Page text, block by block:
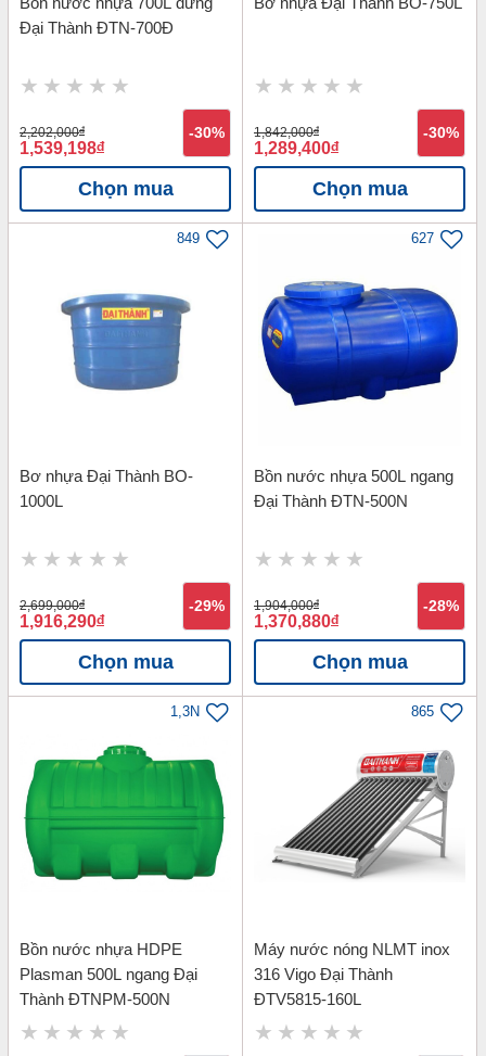
Đại Thành ĐTN-700Đ
2,202,000đ
1,539,198đ
-30%
Chọn mua
1,842,000đ
1,289,400đ
-30%
Chọn mua
849
Bơ nhựa Đại Thành BO-
1000L
2,699,000đ
1,916,290đ
-29%
Chọn mua
627
Bồn nước nhựa 500L ngang
Đại Thành ĐTN-500N
1,904,000đ
1,370,880đ
-28%
Chọn mua
1,3N
Bồn nước nhựa HDPE
Plasman 500L ngang Đại
Thành ĐTNPM-500N
865
Máy nước nóng NLMT inox
316 Vigo Đại Thành
ĐTV5815-160L